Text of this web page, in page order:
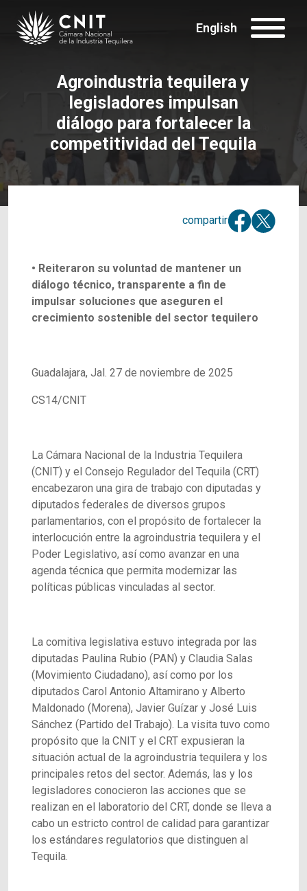
English
Agroindustria tequilera y
legisladores impulsan
diálogo para fortalecer la
competitividad del Tequila
compartir
• Reiteraron su voluntad de mantener un
diálogo técnico, transparente a fin de
impulsar soluciones que aseguren el
crecimiento sostenible del sector tequilero
Guadalajara, Jal. 27 de noviembre de 2025
CS14/CNIT
La Cámara Nacional de la Industria Tequilera
(CNIT) y el Consejo Regulador del Tequila (CRT)
encabezaron una gira de trabajo con diputadas y
diputados federales de diversos grupos
parlamentarios, con el propósito de fortalecer la
interlocución entre la agroindustria tequilera y el
Poder Legislativo, así como avanzar en una
agenda técnica que permita modernizar las
políticas públicas vinculadas al sector.
La comitiva legislativa estuvo integrada por las
diputadas Paulina Rubio (PAN) y Claudia Salas
(Movimiento Ciudadano), así como por los
diputados Carol Antonio Altamirano y Alberto
Maldonado (Morena), Javier Guízar y José Luis
Sánchez (Partido del Trabajo). La visita tuvo como
propósito que la CNIT y el CRT expusieran la
situación actual de la agroindustria tequilera y los
principales retos del sector. Además, las y los
legisladores conocieron las acciones que se
realizan en el laboratorio del CRT, donde se lleva a
cabo un estricto control de calidad para garantizar
los estándares regulatorios que distinguen al
Tequila.